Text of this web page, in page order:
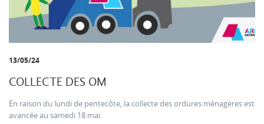
13/05/24
COLLECTE DES OM
En raison du lundi de pentecôte, la collecte des ordures ménagères est
avancée au samedi 18 mai.